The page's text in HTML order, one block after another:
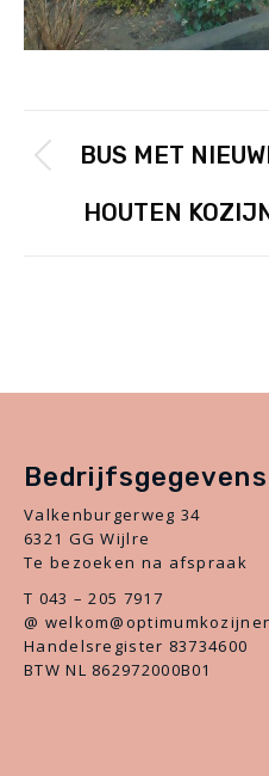
POST
BUS MET
HOUTEN
Bedrijfsgegevens
Valkenburgerweg 34
6321 GG Wijlre
Te bezoeken na afspraak
T 043 – 205 7917
@
Handelsregister 83734600
BTW NL 862972000B01